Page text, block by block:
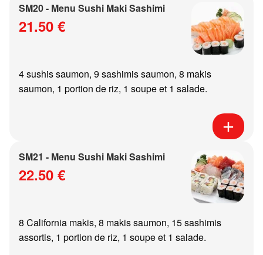
SM20 - Menu Sushi Maki Sashimi
21.50 €
4 sushis saumon, 9 sashimis saumon, 8 makis
saumon, 1 portion de riz, 1 soupe et 1 salade.
SM21 - Menu Sushi Maki Sashimi
22.50 €
8 California makis, 8 makis saumon, 15 sashimis
assortis, 1 portion de riz, 1 soupe et 1 salade.